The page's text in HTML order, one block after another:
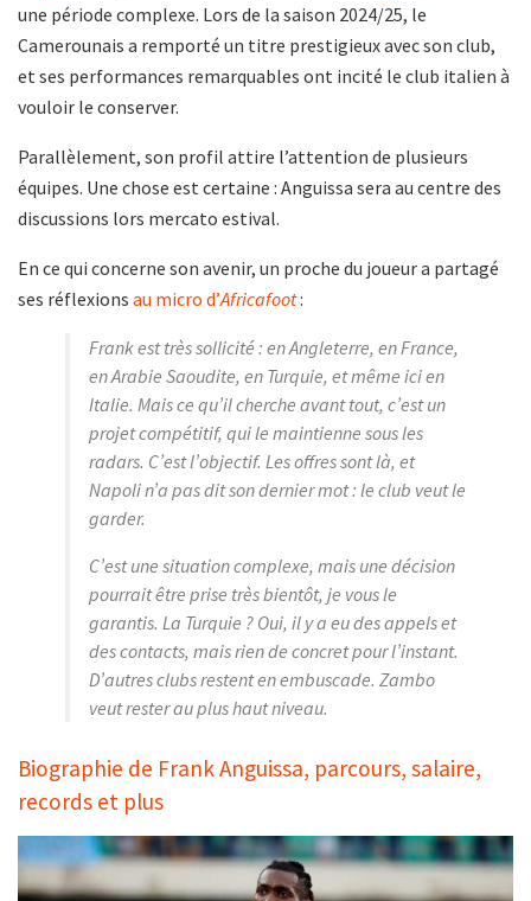
une période complexe. Lors de la saison 2024/25, le
Camerounais a remporté un titre prestigieux avec son club,
et ses performances remarquables ont incité le club italien à
vouloir le conserver.
Parallèlement, son profil attire l’attention de plusieurs
équipes. Une chose est certaine : Anguissa sera au centre des
discussions lors mercato estival.
En ce qui concerne son avenir, un proche du joueur a partagé
ses réflexions au micro d’Africafoot:
Frank est très sollicité : en Angleterre, en France,
en Arabie Saoudite, en Turquie, et même ici en
Italie. Mais ce qu’il cherche avant tout, c’est un
projet compétitif, qui le maintienne sous les
radars. C’est l’objectif. Les offres sont là, et
Napoli n’a pas dit son dernier mot : le club veut le
garder.
C’est une situation complexe, mais une décision
pourrait être prise très bientôt, je vous le
garantis. La Turquie ? Oui, il y a eu des appels et
des contacts, mais rien de concret pour l’instant.
D’autres clubs restent en embuscade. Zambo
veut rester au plus haut niveau.
Biographie de Frank Anguissa, parcours, salaire,
records et plus